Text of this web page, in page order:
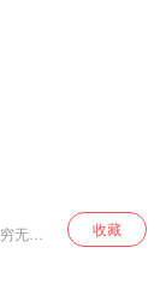
无尽
一起
收藏